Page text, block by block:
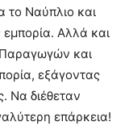
το Ναύπλιο και
Αλλά και
Παραγωγών και
εξάγοντας
Να διέθεταν
επάρκεια!